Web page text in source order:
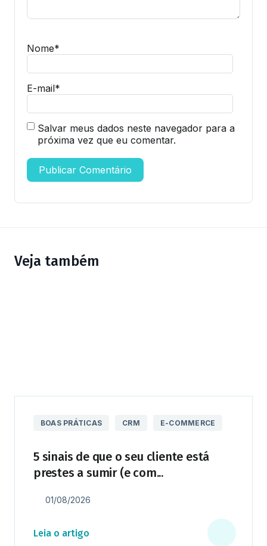
Nome*
E-mail*
Salvar meus dados neste navegador para a
próxima vez que eu comentar.
Veja também
BOAS PRÁTICAS CRM E-COMMERCE
5 sinais de que o seu cliente está
prestes a sumir (e com...
01/08/2026
Leia o artigo